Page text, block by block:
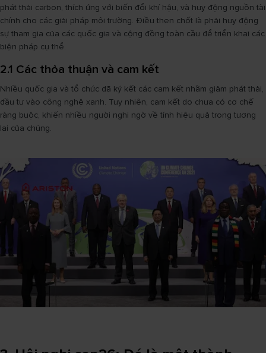
phát thải carbon, thích ứng với biến đổi khí hậu, và huy động nguồn tài
chính cho các giải pháp môi trường. Điều then chốt là phải huy động
sự tham gia của các quốc gia và cộng đồng toàn cầu để triển khai các
biện pháp cụ thể.
2.1 Các thỏa thuận và cam kết
Nhiều quốc gia và tổ chức đã ký kết các cam kết nhằm giảm phát thải,
đầu tư vào công nghệ xanh. Tuy nhiên, cam kết do chưa có cơ chế
ràng buộc, khiến nhiều người nghi ngờ về tính hiệu quả trong tương
lai của chúng.